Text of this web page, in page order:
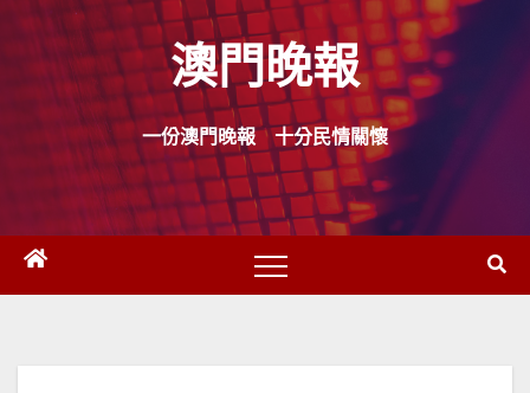
Skip
content
澳門晚報
一份澳門晚報 十分民情關懷